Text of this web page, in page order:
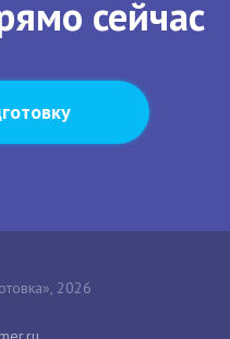
сейчас
2026